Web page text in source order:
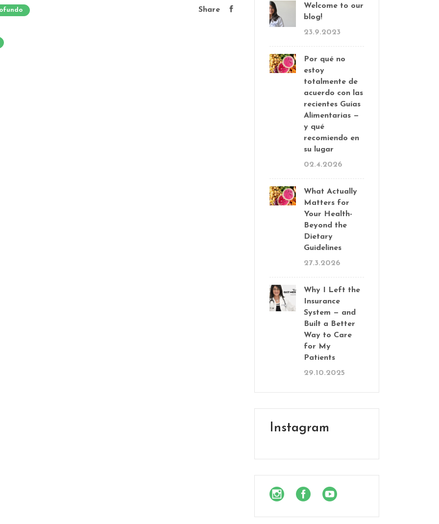
Share
Welcome to our
blog!
23.9.2023
Por qué no
estoy
totalmente de
acuerdo con las
recientes Guías
Alimentarias —
y qué
recomiendo en
su lugar
02.4.2026
What Actually
Matters for
Your Health-
Beyond the
Dietary
Guidelines
27.3.2026
Why I Left the
Insurance
System — and
Built a Better
Way to Care
for My
Patients
29.10.2025
Instagram